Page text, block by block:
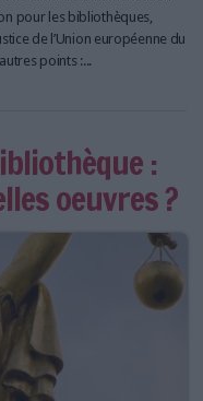
pour les bibliothèques,
de l’Union européenne du
points :...
:
oeuvres ?